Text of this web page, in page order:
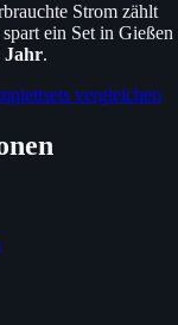
Strom zählt
ein Set in Gießen
Jahr.
vergleichen